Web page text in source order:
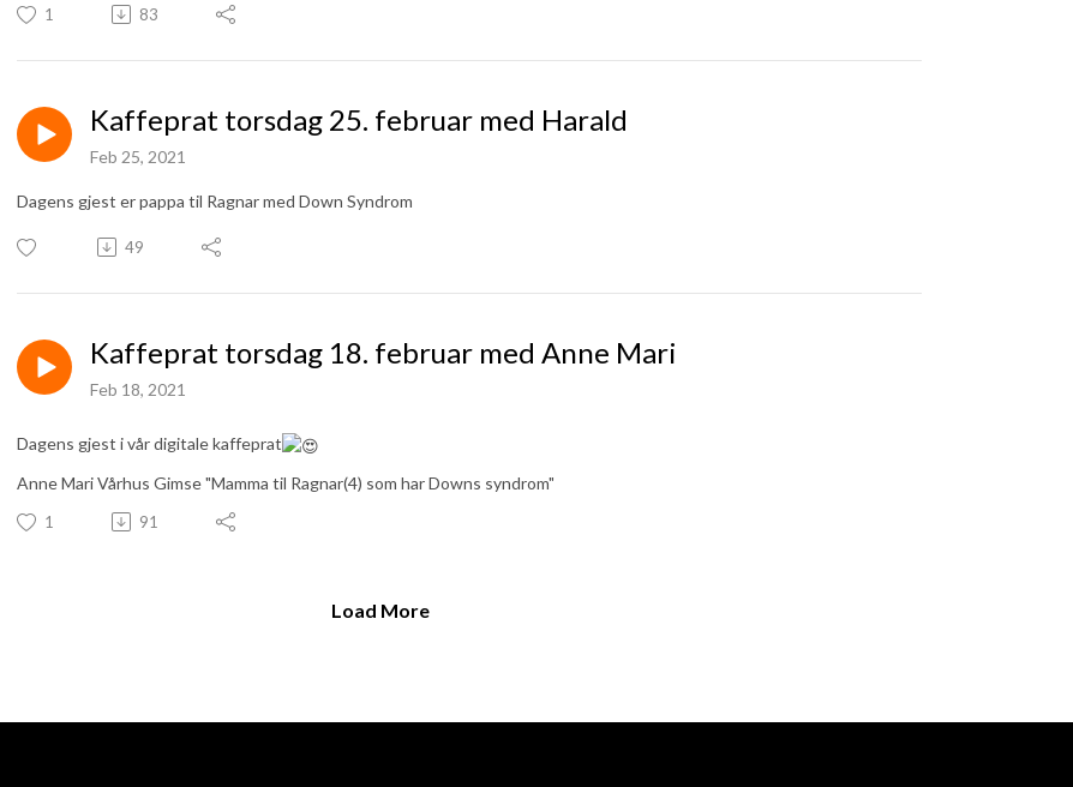
1 83
Kaffeprat torsdag 25. februar med Harald
Feb 25, 2021
Dagens gjest er pappa til Ragnar med Down Syndrom
49
Kaffeprat torsdag 18. februar med Anne Mari
Feb 18, 2021
Dagens gjest i vår digitale kaffeprat
Anne Mari Vårhus Gimse "Mamma til Ragnar(4) som har Downs syndrom"
1 91
Load More